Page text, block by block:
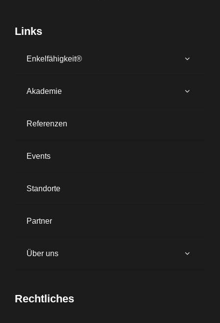
Links
Enkelfähigkeit®
Akademie
Referenzen
Events
Standorte
Partner
Über uns
Rechtliches